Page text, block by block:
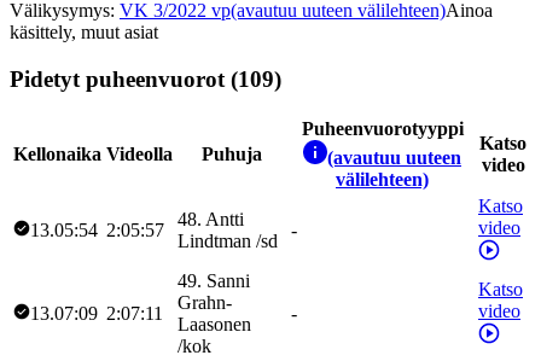
Välikysymys: VK 3/2022 vp(avautuu uuteen välilehteen)Ainoa
käsittely, muut asiat
Pidetyt puheenvuorot (109)
Kellonaika Videolla Puhuja
Puheenvuorotyyppi
(avautuu uuteen
välilehteen)
Katso
video
13.05:54 2:05:57
48. Antti
Lindtman /sd
-
Katso
video
13.07:09 2:07:11
49. Sanni
Grahn-
Laasonen
/kok
-
Katso
video